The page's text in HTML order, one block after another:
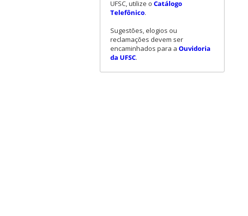
UFSC, utilize o Catálogo
Telefônico.
Sugestões, elogios ou
reclamações devem ser
encaminhados para a Ouvidoria
da UFSC.